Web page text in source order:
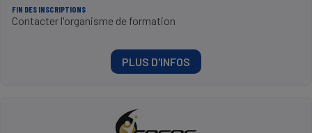
FIN DES INSCRIPTIONS
Contacter l'organisme de formation
PLUS D'INFOS